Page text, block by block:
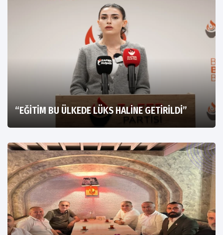
“EĞİTİM BU ÜLKEDE LÜKS HALİNE GETİRİLDİ”